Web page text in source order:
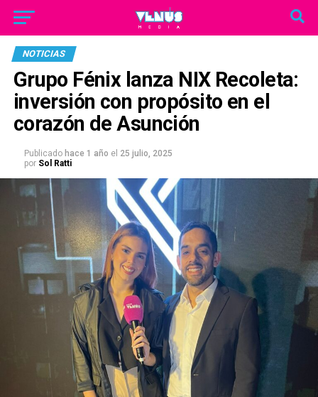
NOTICIAS
Grupo Fénix lanza NIX Recoleta:
inversión con propósito en el
corazón de Asunción
Publicado hace 1 año el 25 julio, 2025
por Sol Ratti